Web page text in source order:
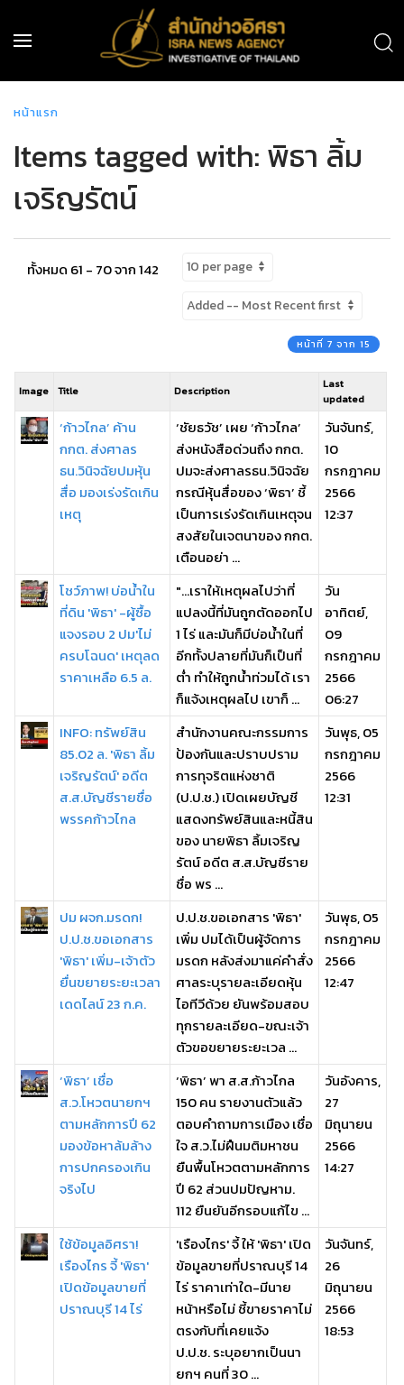
หน้าแรก
Items tagged with: พิธา ลิ้ม
เจริญรัตน์
ทั้งหมด 61 - 70 จาก 142
หน้าที่ 7 จาก 15
Image Title Description
Last
updated
‘ก้าวไกล’ ค้าน
กกต. ส่งศาลร
ธน.วินิจฉัยปมหุ้น
สื่อ มองเร่งรัดเกิน
เหตุ
‘ชัยธวัช’ เผย ‘ก้าวไกล’
ส่งหนังสือด่วนถึง กกต.
ปมจะส่งศาลรธน.วินิจฉัย
กรณีหุ้นสื่อของ ‘พิธา’ ชี้
เป็นการเร่งรัดเกินเหตุจน
สงสัยในเจตนาของ กกต.
เตือนอย่า ...
วันจันทร์,
10
กรกฎาคม
2566
12:37
โชว์ภาพ! บ่อน้ำใน
ที่ดิน 'พิธา' -ผู้ซื้อ
แจงรอบ 2 ปม'ไม่
ครบโฉนด' เหตุลด
ราคาเหลือ 6.5 ล.
"...เราให้เหตุผลไปว่าที่
แปลงนี้ที่มันถูกตัดออกไป
1 ไร่ และมันก็มีบ่อน้ำในที่
อีกทั้งปลายที่มันก็เป็นที่
ต่ำ ทำให้ถูกน้ำท่วมได้ เรา
ก็แจ้งเหตุผลไป เขาก็ ...
วัน
อาทิตย์,
09
กรกฎาคม
2566
06:27
INFO: ทรัพย์สิน
85.02 ล. 'พิธา ลิ้ม
เจริญรัตน์' อดีต
ส.ส.บัญชีรายชื่อ
พรรคก้าวไกล
สำนักงานคณะกรรมการ
ป้องกันและปราบปราม
การทุจริตแห่งชาติ
(ป.ป.ช.) เปิดเผยบัญชี
แสดงทรัพย์สินและหนี้สิน
ของ นายพิธา ลิ้มเจริญ
รัตน์ อดีต ส.ส.บัญชีราย
ชื่อ พร ...
วันพุธ, 05
กรกฎาคม
2566
12:31
ปม ผจก.มรดก!
ป.ป.ช.ขอเอกสาร
'พิธา' เพิ่ม-เจ้าตัว
ยื่นขยายระยะเวลา
เดดไลน์ 23 ก.ค.
ป.ป.ช.ขอเอกสาร 'พิธา'
เพิ่ม ปมได้เป็นผู้จัดการ
มรดก หลังส่งมาแค่คำสั่ง
ศาลระบุรายละเอียดหุ้น
ไอทีวีด้วย ยันพร้อมสอบ
ทุกรายละเอียด-ขณะเจ้า
ตัวขอขยายระยะเวล ...
วันพุธ, 05
กรกฎาคม
2566
12:47
‘พิธา’ เชื่อ
ส.ว.โหวตนายกฯ
ตามหลักการปี 62
มองข้อหาล้มล้าง
การปกครองเกิน
จริงไป
‘พิธา’ พา ส.ส.ก้าวไกล
150 คน รายงานตัวแล้ว
ตอบคำถามการเมือง เชื่อ
ใจ ส.ว.ไม่ฝืนมติมหาชน
ยืนพื้นโหวตตามหลักการ
ปี 62 ส่วนปมปัญหาม.
112 ยืนยันอีกรอบแก้ไข ...
วันอังคาร,
27
มิถุนายน
2566
14:27
ใช้ข้อมูลอิศรา!
เรืองไกร จี้ 'พิธา'
เปิดข้อมูลขายที่
ปราณบุรี 14 ไร่
'เรืองไกร' จี้ ให้ 'พิธา' เปิด
ข้อมูลขายที่ปราณบุรี 14
ไร่ ราคาเท่าใด-มีนาย
หน้าหรือไม่ ชี้ขายราคาไม่
ตรงกับที่เคยแจ้ง
ป.ป.ช. ระบุอยากเป็นนา
ยกฯ คนที่ 30 ...
วันจันทร์,
26
มิถุนายน
2566
18:53